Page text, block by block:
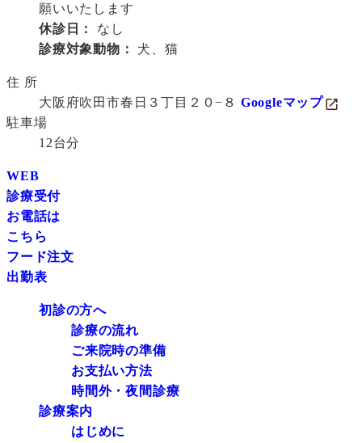
願いいたします
休診日：
なし
診療対象動物：
犬、猫
住 所
大阪府吹田市春日３丁目２０−８ Googleマップ
駐車場
12台分
WEB
診療受付
お電話は
こちら
フード注文
出勤表
初診の方へ
診療の流れ
ご来院時の準備
お支払い方法
時間外・夜間診療
診療案内
はじめに